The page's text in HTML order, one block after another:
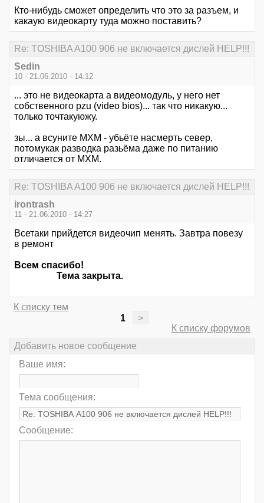
Кто-нибудь сможет определить что это за разъем, и
какаую видеокарту туда можно поставить?
Re: TOSHIBA A100 906 не включается дислей HELP!!!
Sedin
10 - 21.06.2010 - 14:12
... это не видеокарта а видеомодуль, у него нет
собственного pzu (video bios)... так что никакую...
только точтакуюжу.
зы... а всуните MXM - убьёте насмерть север,
потомукак разводка разьёма даже по питанию
отличается от MXM.
Re: TOSHIBA A100 906 не включается дислей HELP!!!
irontrash
11 - 21.06.2010 - 14:27
Всетаки прийдется видеочип менять. Завтра повезу
в ремонт
Всем спасибо!
Тема закрыта.
К списку тем
1
>
К списку форумов
Добавить новое сообщение
Ваше имя:
Тема сообщения:
Сообщение: